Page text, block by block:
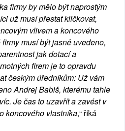
firmy by mělo být naprostým
už musí přestat kličkovat,
vlivem a koncového
musí být jasně uvedeno,
jak dotací a
firem je to opravdu
českým úředníkům: Už vám
Andrej Babiš, kterému tahle
Je čas to uzavřít a zavést v
koncového vlastníka,“ říká